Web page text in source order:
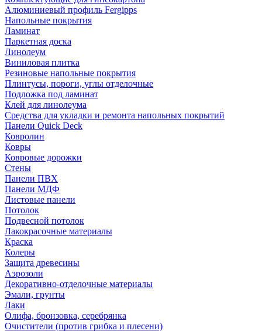
Алюминиевый профиль Fergipps
Напольные покрытия
Ламинат
Паркетная доска
Линолеум
Виниловая плитка
Резиновые напольные покрытия
Плинтусы, пороги, углы отделочные
Подложка под ламинат
Клей для линолеума
Средства для укладки и ремонта напольных покрытий
Панели Quick Deck
Ковролин
Ковры
Ковровые дорожки
Стены
Панели ПВХ
Панели МДФ
Листовые панели
Потолок
Подвесной потолок
Лакокрасочные материалы
Краска
Колеры
Защита древесины
Аэрозоли
Декоративно-отделочные материалы
Эмали, грунты
Лаки
Олифа, бронзовка, серебрянка
Очистители (против грибка и плесени)